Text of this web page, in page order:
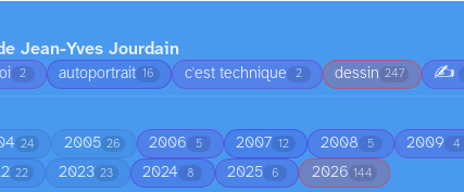
Jean-Yves Jourdain
2 autoportrait 16 c'est technique 2 dessin 247 ✍️
24 2005 26 2006 5 2007 12 2008 5 2009 4
22 2023 23 2024 8 2025 6 2026 144